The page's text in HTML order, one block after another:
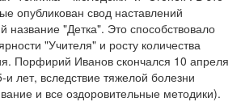
опубликован свод наставлений
название "Детка". Это способствовало
"Учителя" и росту количества
Порфирий Иванов скончался 10 апреля
и лет, вследствие тяжелой болезни
и все оздоровительные методики).